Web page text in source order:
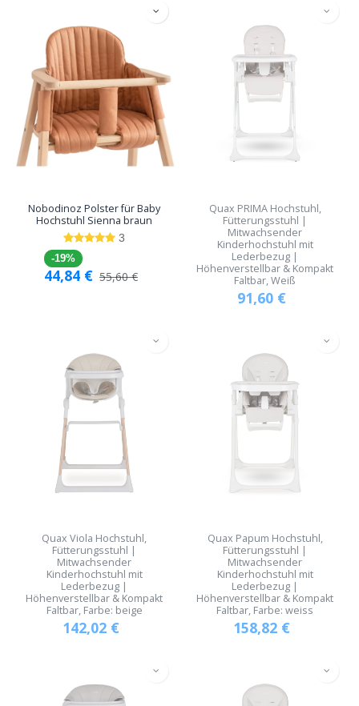
Nobodinoz Polster für Baby
Hochstuhl Sienna braun
3
-19%
44,84 € 55,60€
Quax PRIMA Hochstuhl,
Fütterungsstuhl |
Mitwachsender
Kinderhochstuhl mit
Lederbezug |
Höhenverstellbar & Kompakt
Faltbar, Weiß
91,60 €
Quax Viola Hochstuhl,
Fütterungsstuhl |
Mitwachsender
Kinderhochstuhl mit
Lederbezug |
Höhenverstellbar & Kompakt
Faltbar, Farbe: beige
142,02 €
Quax Papum Hochstuhl,
Fütterungsstuhl |
Mitwachsender
Kinderhochstuhl mit
Lederbezug |
Höhenverstellbar & Kompakt
Faltbar, Farbe: weiss
158,82 €